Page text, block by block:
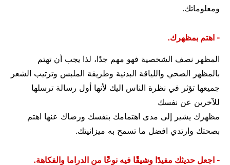
ومعلوماتك.
- اهتم بمظهرك.
المظهر نصف الشخصية فهو مهم جدًا، لذا يجب أن تهتم
بالمظهر الصحي واللياقة البدنية وطريقة الملبس وترتيب الشعر
جميعها تؤثر في نظرة الناس اليك لأنها أول رسالة ترسلها
للآخرين عن نفسك
مظهرك يشير إلى مدى اهتمامك بنفسك ورضاك عنها اهتم
بصحتك وارتدي افضل ما تسمح به ميزانيتك.
- اجعل حديثك مفيدًا وشيقًا فيه نوعًا من الدراما والفكاهة.